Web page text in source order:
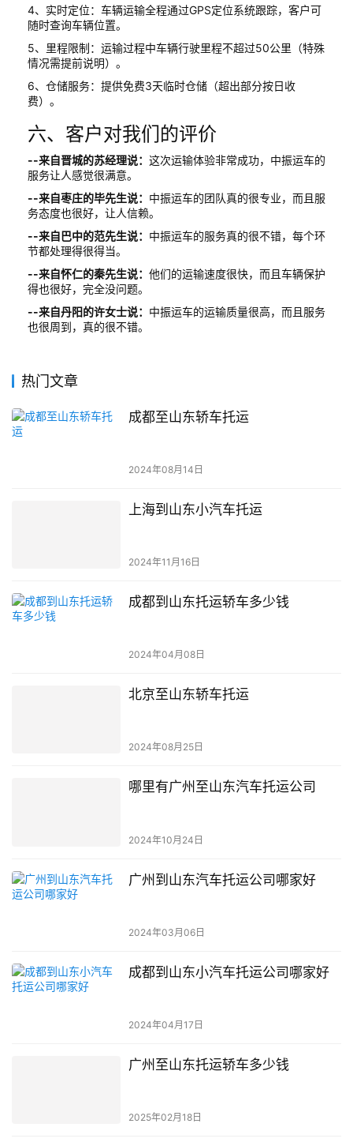
4、实时定位：车辆运输全程通过GPS定位系统跟踪，客户可
随时查询车辆位置。
5、里程限制：运输过程中车辆行驶里程不超过50公里（特殊
情况需提前说明）。
6、仓储服务：提供免费3天临时仓储（超出部分按日收
费）。
六、客户对我们的评价
--来自晋城的苏经理说： 这次运输体验非常成功，中振运车的
服务让人感觉很满意。
--来自枣庄的毕先生说： 中振运车的团队真的很专业，而且服
务态度也很好，让人信赖。
--来自巴中的范先生说： 中振运车的服务真的很不错，每个环
节都处理得很得当。
--来自怀仁的秦先生说： 他们的运输速度很快，而且车辆保护
得也很好，完全没问题。
--来自丹阳的许女士说： 中振运车的运输质量很高，而且服务
也很周到，真的很不错。
热门文章
成都至山东轿车托运
2024年08月14日
上海到山东小汽车托运
2024年11月16日
成都到山东托运轿车多少钱
2024年04月08日
北京至山东轿车托运
2024年08月25日
哪里有广州至山东汽车托运公司
2024年10月24日
广州到山东汽车托运公司哪家好
2024年03月06日
成都到山东小汽车托运公司哪家好
2024年04月17日
广州至山东托运轿车多少钱
2025年02月18日